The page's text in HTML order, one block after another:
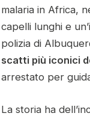
malaria in Africa,
capelli lunghi e
polizia di
scatti più iconici
arrestato per
La storia ha